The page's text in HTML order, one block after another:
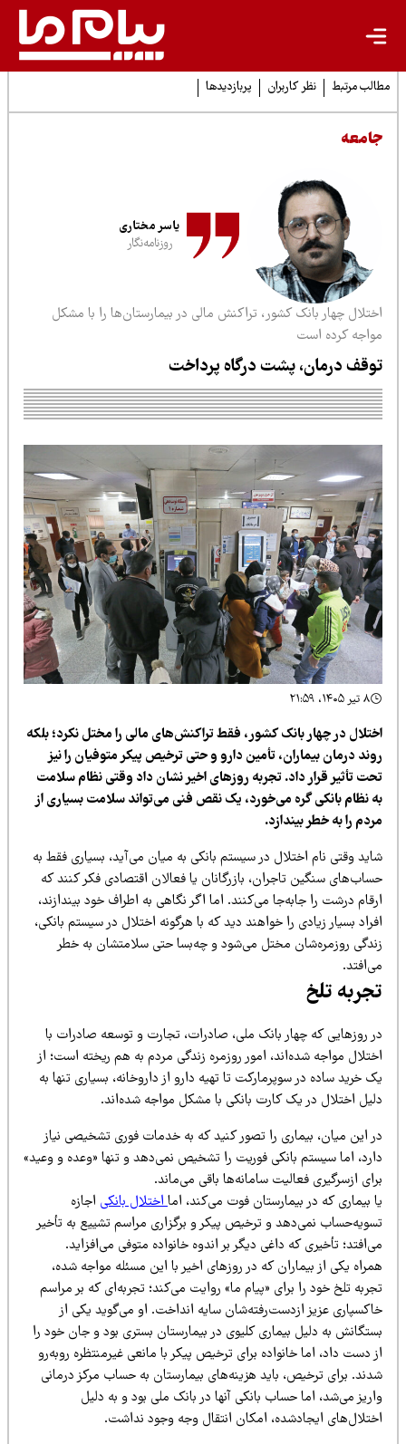
مرتبط نظر کاربران پربازدیدها
یاسر مختاری
روزنامه‌نگار
چهار بانک کشور، تراکنش‌ مالی در بیمارستان‌ها را با مشکل
کرده است
درمان، پشت درگاه پرداخت
در چهار بانک کشور، فقط تراکنش‌های مالی را مختل نکرد؛ بلکه
درمان بیماران، تأمین دارو و حتی ترخیص پیکر متوفیان را نیز
تأثیر قرار داد. تجربه روزهای اخیر نشان داد وقتی نظام سلامت
نظام بانکی گره می‌خورد، یک نقص فنی می‌تواند سلامت بسیاری از
را به خطر بیندازد.
وقتی نام اختلال در سیستم بانکی به میان می‌آید، بسیاری فقط به
سنگین تاجران، بازرگانان یا فعالان اقتصادی فکر کنند که
درشت را جابه‌جا می‌کنند. اما اگر نگاهی به اطراف خود بیندازند،
بسیار زیادی را خواهند دید که با هرگونه اختلال در سیستم بانکی،
روزمره‌شان مختل می‌شود و چه‌بسا حتی سلامتشان به خطر
تلخ
روزهایی که چهار بانک ملی، صادرات، تجارت و توسعه صادرات با
مواجه شده‌اند، امور روزمره زندگی مردم به هم ریخته است؛ از
خرید ساده در سوپرمارکت تا تهیه دارو از داروخانه، بسیاری تنها به
اختلال در یک کارت بانکی با مشکل مواجه شده‌اند.
این میان، بیماری را تصور کنید که به خدمات فوری تشخیصی نیاز
اما سیستم بانکی فوریت را تشخیص نمی‌دهد و تنها «وعده و وعید»
ازسرگیری فعالیت سامانه‌ها باقی می‌ماند.
بیماری که در بیمارستان فوت می‌کند، امااختلال بانکیاجازه
نمی‌دهد و ترخیص پیکر و برگزاری مراسم تشییع به تأخیر
تأخیری که داغی دیگر بر اندوه خانواده متوفی می‌افزاید.
یکی از بیماران که در روزهای اخیر با این مسئله مواجه شده،
تلخ خود را برای «پیام ما» روایت می‌کند؛ تجربه‌ای که بر مراسم
عزیز ازدست‌رفته‌شان سایه انداخت. او می‌گوید یکی از
به دلیل بیماری کلیوی در بیمارستان بستری بود و جان خود را
دست داد، اما خانواده برای ترخیص پیکر با مانعی غیرمنتظره روبه‌رو
برای ترخیص، باید هزینه‌های بیمارستان به حساب مرکز درمانی
می‌شد، اما حساب بانکی آنها در بانک ملی بود و به دلیل
ایجادشده، امکان انتقال وجه وجود نداشت.